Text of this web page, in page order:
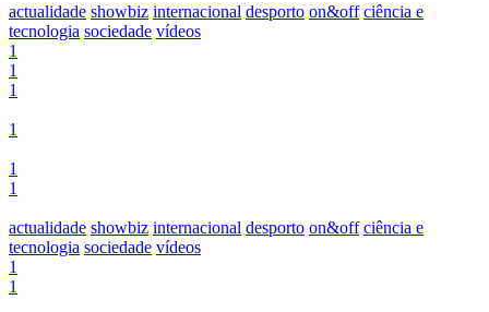
actualidade showbiz internacional desporto on&off ciência e
tecnologia sociedade vídeos
1
1
1
1
1
1
actualidade showbiz internacional desporto on&off ciência e
tecnologia sociedade vídeos
1
1